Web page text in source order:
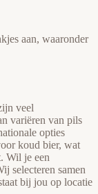
aan, waaronder
veel
variëren van pils
opties
koud bier, wat
Wil je een
selecteren samen
bij jou op locatie